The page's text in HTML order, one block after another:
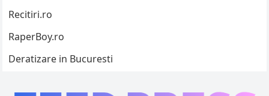
Recitiri.ro
RaperBoy.ro
Deratizare in Bucuresti